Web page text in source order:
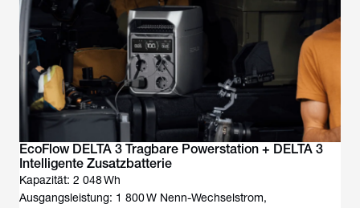
EcoFlow DELTA 3 Tragbare Powerstation + DELTA 3
Intelligente Zusatzbatterie
Kapazität: 2 048 Wh
Ausgangsleistung: 1 800 W Nenn-Wechselstrom,